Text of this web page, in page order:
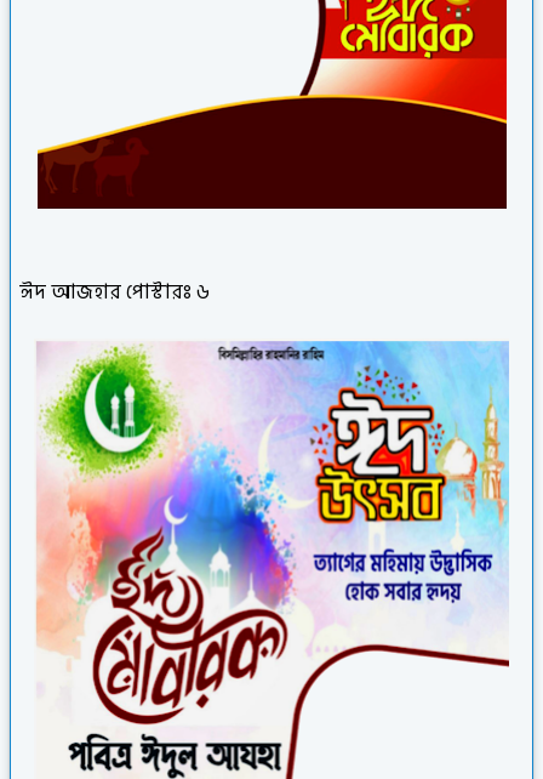
ঈদ আজহার পোস্টারঃ ৬